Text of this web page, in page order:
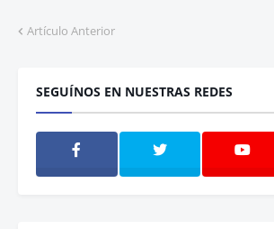
Artículo Anterior
SEGUÍNOS EN NUESTRAS REDES